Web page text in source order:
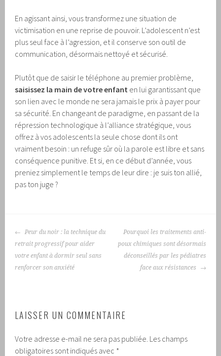
En agissant ainsi, vous transformez une situation de
victimisation en une reprise de pouvoir. L’adolescent n’est
plus seul face à l’agression, et il conserve son outil de
communication, désormais nettoyé et sécurisé.
Plutôt que de saisir le téléphone au premier problème,
saisissez la main de votre enfant en lui garantissant que
son lien avec le monde ne sera jamais le prix à payer pour
sa sécurité. En changeant de paradigme, en passant de la
répression technologique à l’alliance stratégique, vous
offrez à vos adolescents la seule chose dont ils ont
vraiment besoin : un refuge sûr où la parole est libre et sans
conséquence punitive. Et si, en ce début d’année, vous
preniez simplement le temps de leur dire : je suis ton allié,
pas ton juge ?
NAVIGATION
DES
ARTICLES
Peur du noir : la technique du
retrait progressif pour aider
votre enfant à dormir seul sans
renforcer son anxiété
Pourquoi les traitements anti-
poux chimiques sont désormais
déconseillés par les pédiatres
face aux résistances
LAISSER UN COMMENTAIRE
Votre adresse e-mail ne sera pas publiée. Les champs
obligatoires sont indiqués avec *